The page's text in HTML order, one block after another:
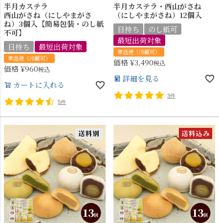
半月カステラ
西山がさね（にしやまがさ
ね）3個入【簡易包装・のし紙
不可】
日持ち
最短出荷対象
常温便（冷蔵可）
価格¥960税込
カートに入れる
5件
半月カステラ・西山がさね
（にしやまがさね）12個入
日持ち
のし紙可
最短出荷対象
常温便（冷蔵可）
価格¥3,490税込
詳細を見る
3件